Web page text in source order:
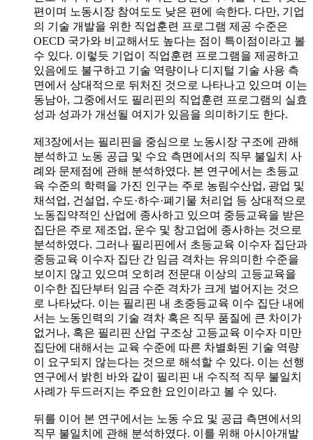
편이며 노동시장 참여도도 낮은 편에 속한다. 다만, 기업
의 기술 개발을 위한 직업훈련 프로그램 제공 수준은
OECD 국가와 비교해서도 높다는 점이 특이점이라고 볼
수 있다. 이렇듯 기업이 직업훈련 프로그램을 제공하고
있음에도 불구하고 기술 역량이나 디지털 기술 사용 측
면에서 상대적으로 뒤처진 것으로 나타나고 있으며 이는
동남아, 그중에서도 필리핀의 직업훈련 프로그램의 실효
성과 성과가 개선될 여지가 있음을 의미하기도 한다.
제3장에서는 필리핀을 중심으로 노동시장 구조에 관해
분석하고 노동 공급 및 수요 측면에서의 직무 불일치 사
례와 문제점에 관해 분석하였다. 본 연구에서는 초등교
육 수준의 학력을 가진 인구는 주로 농림수산업, 광업 및
채석업, 건설업, 수도·하수·폐기물 처리업 등 상대적으로
노동집약적인 산업에 종사하고 있으며 중등교육을 받은
집단은 주로 제조업, 운수 및 창고업에 종사하는 것으로
분석하였다. 그러나 필리핀에서 초등교육 이수자 집단과
중등교육 이수자 집단 간 임금 격차는 유의미한 수준을
보이지 않고 있으며 오히려 전문대 이상의 고등교육을
이수한 집단부터 임금 수준 격차가 크게 벌어지는 것으
로 나타났다. 이는 필리핀 내 초중등교육 이수 집단 내에
서는 노동인력의 기술 격차 혹은 직무 품질에 큰 차이가
없거나, 혹은 필리핀 산업 구조상 고등교육 이수자 미만
집단에 대해서는 교육 수준에 따른 차별화된 기술 역량
이 요구되지 않는다는 것으로 해석할 수 있다. 이는 선행
연구에서 밝힌 바와 같이 필리핀 내 수직적 직무 불일치
사례가 두드러지는 주요한 요인이라고 볼 수 있다.
뒤를 이어 본 연구에서는 노동 수요 및 공급 측면에서의
직무 불일치에 관해 분석하였다. 이를 위해 아시아개발